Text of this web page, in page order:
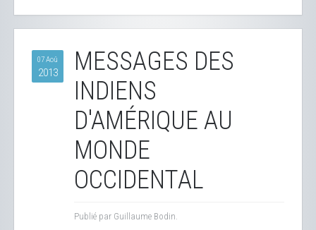
07 Aoû
2013
MESSAGES DES
INDIENS
D'AMÉRIQUE AU
MONDE
OCCIDENTAL
Publié par Guillaume Bodin.